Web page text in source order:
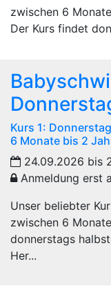
zwischen 6
Der Kurs findet
Kurs 1:
6 Monate bis 2
24.09.2026 bis
Anmeldung erst
Unser beliebter
zwischen 6
donnerstags
Her...